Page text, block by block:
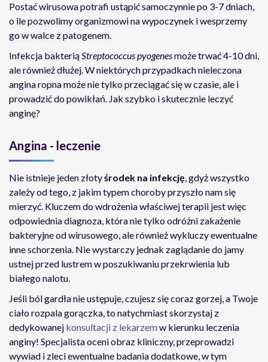
Postać wirusowa potrafi ustąpić samoczynnie po 3-7 dniach,
o ile pozwolimy organizmowi na wypoczynek i wesprzemy
go w walce z patogenem.
Infekcja bakteriąStreptococcus pyogenesmoże trwać 4-10 dni,
ale również dłużej. W niektórych przypadkach nieleczona
angina ropna może nie tylko przeciągać się w czasie, ale i
prowadzić do powikłań. Jak szybko i skutecznie leczyć
anginę?
Angina - leczenie
Nie istnieje jeden złotyśrodek na infekcję, gdyż wszystko
zależy od tego, z jakim typem choroby przyszło nam się
mierzyć. Kluczem do wdrożenia właściwej terapii jest więc
odpowiednia diagnoza, która nie tylko odróżni zakażenie
bakteryjne od wirusowego, ale również wykluczy ewentualne
inne schorzenia. Nie wystarczy jednak zaglądanie do jamy
ustnej przed lustrem w poszukiwaniu przekrwienia lub
białego nalotu.
Jeśli ból gardła nie ustępuje, czujesz się coraz gorzej, a Twoje
ciało rozpala gorączka, to natychmiast skorzystaj z
dedykowanej konsultacji z lekarzemw kierunku leczenia
anginy! Specjalista oceni obraz kliniczny, przeprowadzi
wywiad i zleci ewentualne badania dodatkowe, w tym